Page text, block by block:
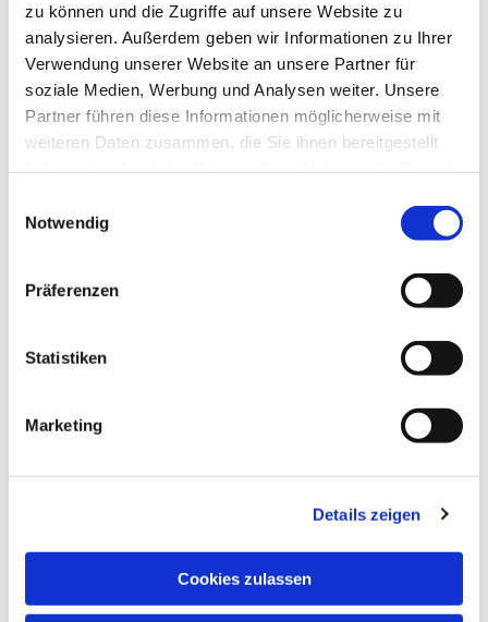
zu können und die Zugriffe auf unsere Website zu
analysieren. Außerdem geben wir Informationen zu Ihrer
Verwendung unserer Website an unsere Partner für
soziale Medien, Werbung und Analysen weiter. Unsere
Partner führen diese Informationen möglicherweise mit
weiteren Daten zusammen, die Sie ihnen bereitgestellt
Notwendig
Präferenzen
Statistiken
Marketing
Details zeigen
Cookies zulassen
Dies könnte Sie auch
interessieren